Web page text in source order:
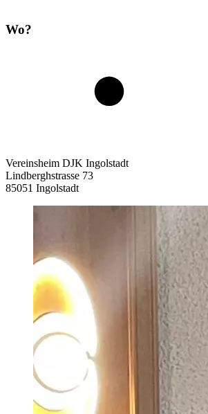
Wo?
Vereinsheim DJK Ingolstadt
Lindberghstrasse 73
85051 Ingolstadt